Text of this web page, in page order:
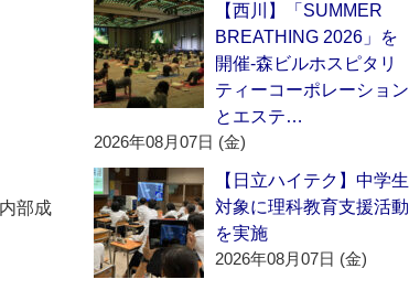
部成
【西川】「SUMMER
BREATHING 2026」を
開催‐森ビルホスピタリ
ティーコーポレーション
とエステ…
2026年08月07日 (金)
【日立ハイテク】中学生
対象に理科教育支援活動
を実施
2026年08月07日 (金)